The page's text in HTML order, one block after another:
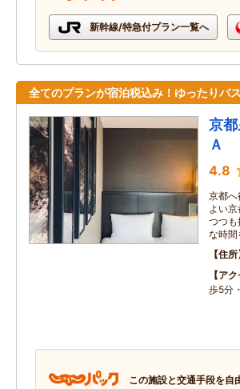
新幹線/特急付プラン一覧へ
全てのプランが宿泊税込み！ゆったりバ
京
Ａ
4.8
京都へ
よい
つつも
な時間
住所
アク
歩5分
この施設と交通手段を自